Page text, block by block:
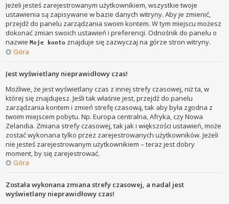
Jeżeli jesteś zarejestrowanym użytkownikiem, wszystkie twoje
ustawienia są zapisywane w bazie danych witryny. Aby je zmienić,
przejdź do panelu zarządzania swoim kontem. W tym miejscu możesz
dokonać zmian swoich ustawień i preferencji. Odnośnik do panelu o
nazwieMoje konto znajduje się zazwyczaj na górze stron witryny.
Góra
Jest wyświetlany nieprawidłowy czas!
Możliwe, że jest wyświetlany czas z innej strefy czasowej, niż ta, w
której się znajdujesz. Jeśli tak właśnie jest, przejdź do panelu
zarządzania kontem i zmień strefę czasową, tak aby była zgodna z
twoim miejscem pobytu. Np. Europa centralna, Afryka, czy Nowa
Zelandia. Zmiana strefy czasowej, tak jak i większości ustawień, może
zostać wykonana tylko przez zarejestrowanych użytkowników. Jeżeli
nie jesteś zarejestrowanym użytkownikiem – teraz jest dobry
moment, by się zarejestrować.
Góra
Została wykonana zmiana strefy czasowej, a nadal jest
wyświetlany nieprawidłowy czas!